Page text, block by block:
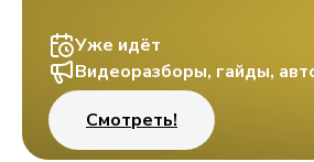
Уже идёт
Видеоразборы, гайды,
Смотреть!